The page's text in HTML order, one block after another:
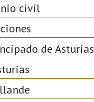
civil
de Asturias